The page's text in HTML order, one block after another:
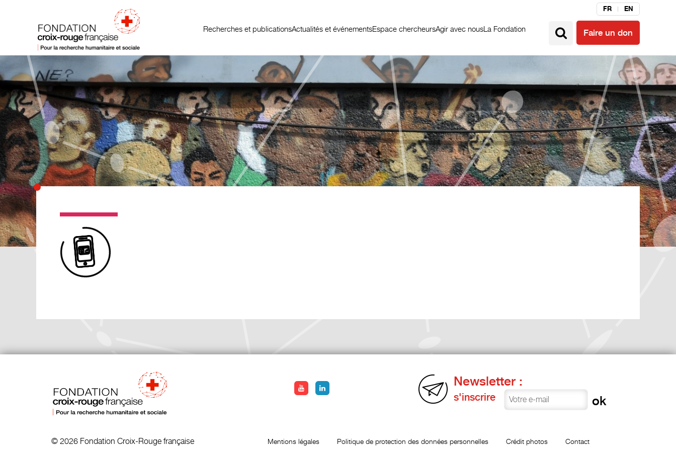
FR EN
Recherches et publicationsActualités et événementsEspace chercheursAgir avec nousLa Fondation Faire un don
Newsletter :
s'inscrire
© 2026 Fondation Croix-Rouge française Mentions légales Politique de protection des données personnelles Crédit photos Contact